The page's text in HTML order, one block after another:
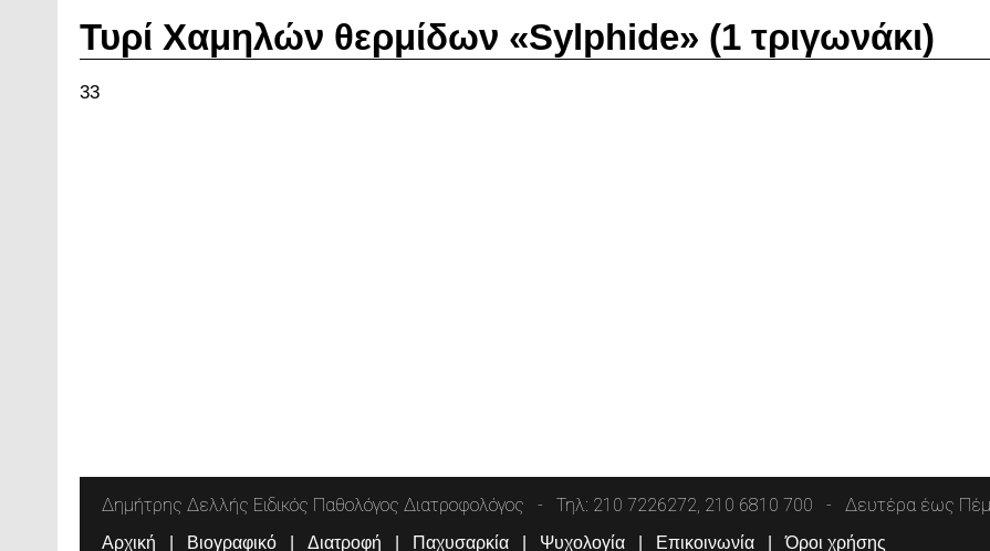
Τυρί Χαμηλών θερμίδων «Sylphide» (1 τριγωνάκι)
33
Δημήτρης Δελλής Ειδικός Παθολόγος Διατροφολόγος Τηλ: 210 7226272, 210 6810 700 Δευτέρα έως
Αρχική Βιογραφικό Διατροφή Παχυσαρκία Ψυχολογία Επικοινωνία Όροι χρήσης